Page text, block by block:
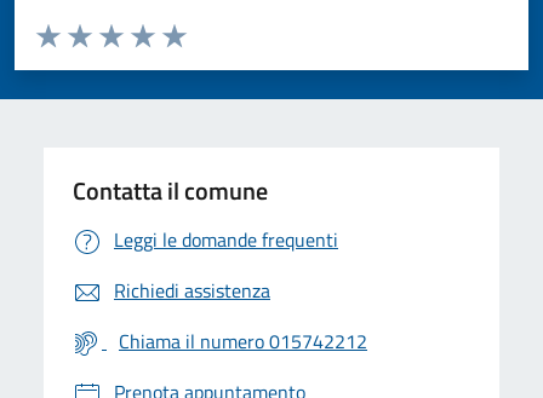
Valuta da 1 a 5 stelle la pagina
Valuta 5 stelle su 5
Valuta 4 stelle su 5
Valuta 3 stelle su 5
Valuta 2 stelle su 5
Valuta 1 stelle su 5
Contatta il comune
Leggi le domande frequenti
Richiedi assistenza
Chiama il numero 015742212
Prenota appuntamento